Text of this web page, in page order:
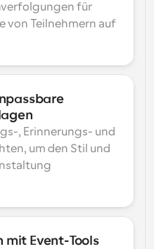
für
von Teilnehmern auf
, Erinnerungs- und
um den Stil und
Event-Tools